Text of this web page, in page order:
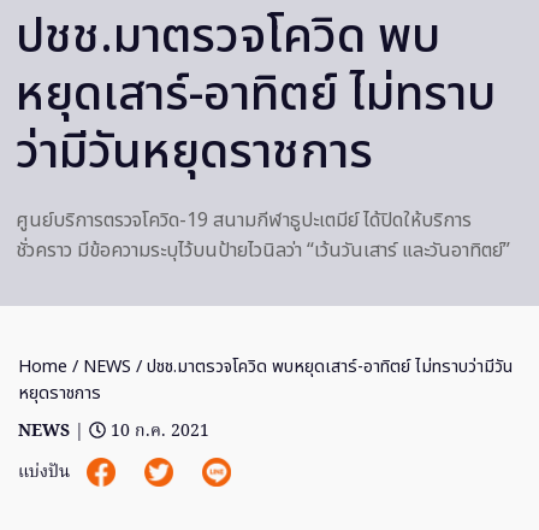
ปชช.มาตรวจโควิด พบ
หยุดเสาร์-อาทิตย์ ไม่ทราบ
ว่ามีวันหยุดราชการ
ศูนย์บริการตรวจโควิด-19 สนามกีฬาธูปะเตมีย์ ได้ปิดให้บริการ
ชั่วคราว มีข้อความระบุไว้บนป้ายไวนิลว่า “เว้นวันเสาร์ และวันอาทิตย์”
Home / NEWS / ปชช.มาตรวจโควิด พบหยุดเสาร์-อาทิตย์ ไม่ทราบว่ามีวัน
หยุดราชการ
NEWS |
10 ก.ค. 2021
แบ่งปัน